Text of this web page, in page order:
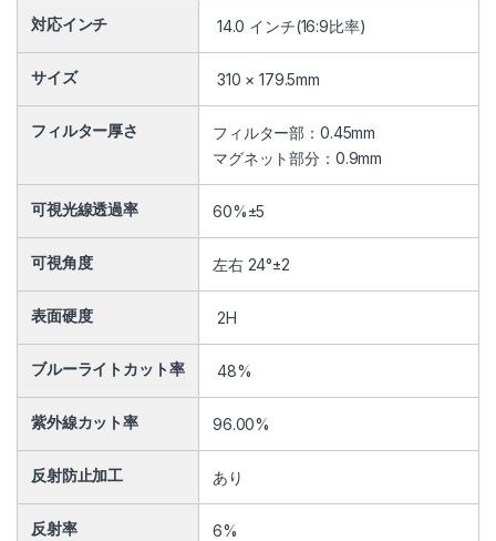
対応インチ 14.0 インチ(16:9比率)
サイズ 310 × 179.5mm
フィルター厚さ
フィルター部：0.45mm
マグネット部分：0.9mm
可視光線透過率 60%±5
可視角度 左右 24°±2
表面硬度 2H
ブルーライトカット率 48%
紫外線カット率 96.00%
反射防止加工 あり
反射率 6%